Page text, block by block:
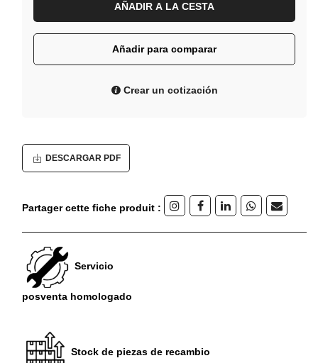
AÑADIR A LA CESTA
Añadir para comparar
Crear un cotización
DESCARGAR PDF
Partager cette fiche produit :
Servicio
posventa homologado
Stock de piezas de recambio